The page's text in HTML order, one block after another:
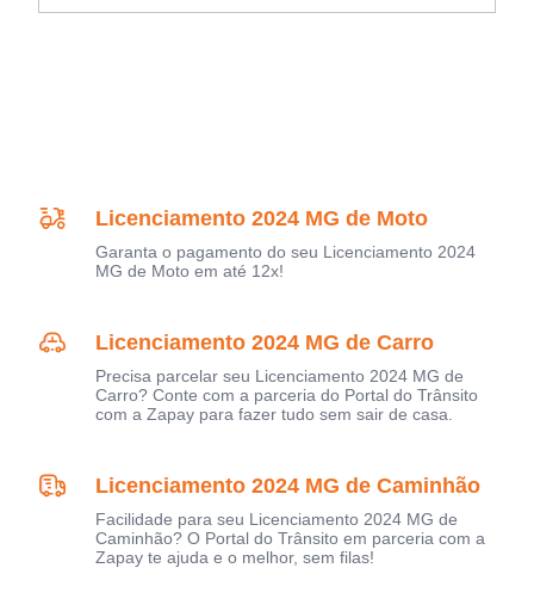
Licenciamento 2024 MG de Moto
Garanta o pagamento do seu Licenciamento 2024
MG de Moto em até 12x!
Licenciamento 2024 MG de Carro
Precisa parcelar seu Licenciamento 2024 MG de
Carro? Conte com a parceria do Portal do Trânsito
com a Zapay para fazer tudo sem sair de casa.
Licenciamento 2024 MG de Caminhão
Facilidade para seu Licenciamento 2024 MG de
Caminhão? O Portal do Trânsito em parceria com a
Zapay te ajuda e o melhor, sem filas!